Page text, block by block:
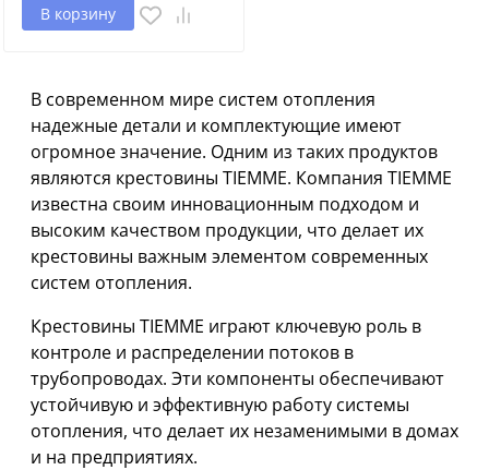
В корзину
В современном мире систем отопления
надежные детали и комплектующие имеют
огромное значение. Одним из таких продуктов
являются крестовины TIEMME. Компания TIEMME
известна своим инновационным подходом и
высоким качеством продукции, что делает их
крестовины важным элементом современных
систем отопления.
Крестовины TIEMME играют ключевую роль в
контроле и распределении потоков в
трубопроводах. Эти компоненты обеспечивают
устойчивую и эффективную работу системы
отопления, что делает их незаменимыми в домах
и на предприятиях.